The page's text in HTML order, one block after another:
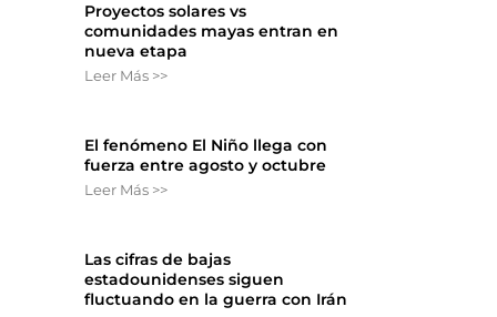
Proyectos solares vs
comunidades mayas entran en
nueva etapa
Leer Más >>
El fenómeno El Niño llega con
fuerza entre agosto y octubre
Leer Más >>
Las cifras de bajas
estadounidenses siguen
fluctuando en la guerra con Irán